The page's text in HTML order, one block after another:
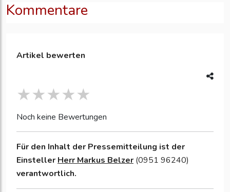
Kommentare
Artikel bewerten
Noch keine Bewertungen
Für den Inhalt der Pressemitteilung ist der
Einsteller Herr Markus Belzer (0951 96240)
verantwortlich.